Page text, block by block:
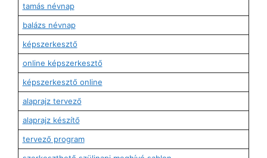
tamás névnap
balázs névnap
képszerkesztő
online képszerkesztő
képszerkesztő online
alaprajz tervező
alaprajz készítő
tervező program